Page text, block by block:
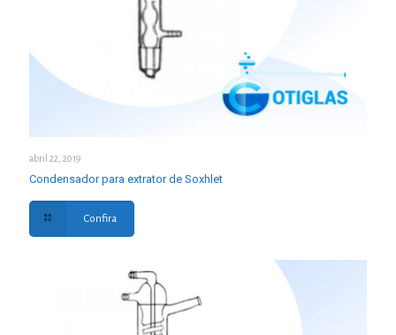
abril 22, 2019
Condensador para extrator de Soxhlet
Confira